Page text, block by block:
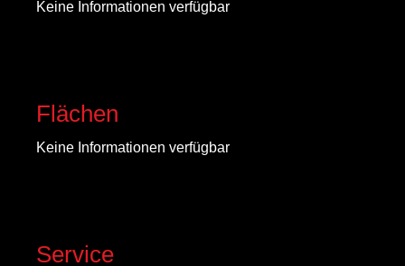
Keine Informationen verfügbar
Flächen
Keine Informationen verfügbar
Service